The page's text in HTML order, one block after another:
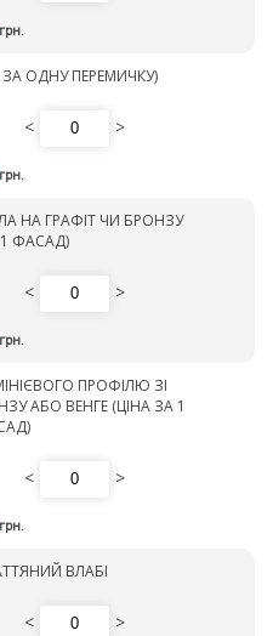
грн.
ОДНУ ПЕРЕМИЧКУ)
< >
грн.
НА ГРАФІТ ЧИ БРОНЗУ
ФАСАД)
< >
грн.
ПРОФІЛЮ ЗІ
АБО ВЕНГЕ (ЦІНА ЗА 1
< >
грн.
ВЛАБІ
< >